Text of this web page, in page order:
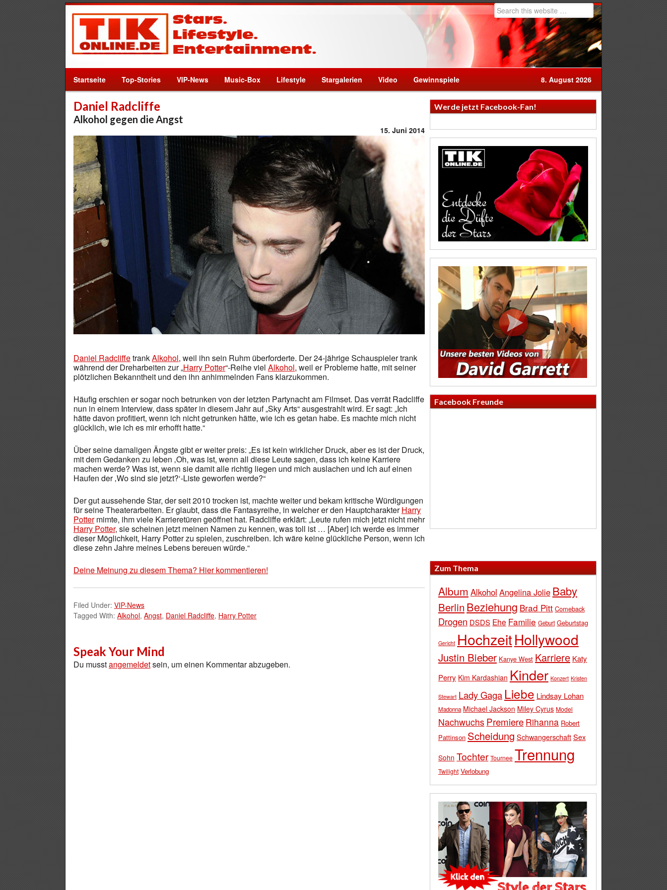
Startseite Top-Stories VIP-News Music-Box Lifestyle Stargalerien Video Gewinnspiele 8. August 2026
Daniel Radcliffe
Alkohol gegen die Angst
15. Juni 2014
Daniel RadcliffetrankAlkohol, weil ihn sein Ruhm überforderte. Der 24-jährige Schauspieler trank
während der Dreharbeiten zur „Harry Potter“-Reihe viel Alkohol, weil er Probleme hatte, mit seiner
plötzlichen Bekanntheit und den ihn anhimmelnden Fans klarzukommen.
Häufig erschien er sogar noch betrunken von der letzten Partynacht am Filmset. Das verrät Radcliffe
nun in einem Interview, dass später in diesem Jahr auf „Sky Arts“ ausgestrahlt wird. Er sagt: „Ich
hätte davon profitiert, wenn ich nicht getrunken hätte, wie ich es getan habe. Es machte mich nicht
glücklich, wie ich es mir erhofft hatte.“
Über seine damaligen Ängste gibt er weiter preis: „Es ist kein wirklicher Druck, aber es ist der Druck,
mit dem Gedanken zu leben ‚Oh, was ist, wenn all diese Leute sagen, dass ich keine Karriere
machen werde? Was ist, wenn sie damit alle richtig liegen und mich auslachen und ich auf einen
Haufen der ‚Wo sind sie jetzt?‘-Liste geworfen werde?“
Der gut aussehende Star, der seit 2010 trocken ist, machte weiter und bekam kritische Würdigungen
für seine Theaterarbeiten. Er glaubt, dass die Fantasyreihe, in welcher er den HauptcharakterHarry
Pottermimte, ihm viele Karrieretüren geöffnet hat. Radcliffe erklärt: „Leute rufen mich jetzt nicht mehr
Harry Potter, sie scheinen jetzt meinen Namen zu kennen, was toll ist … [Aber] ich werde es immer
dieser Möglichkeit, Harry Potter zu spielen, zuschreiben. Ich wäre keine glückliche Person, wenn ich
diese zehn Jahre meines Lebens bereuen würde.“
Deine Meinung zu diesem Thema? Hier kommentieren!
Filed Under: VIP-News
Tagged With: Alkohol, Angst, Daniel Radcliffe, Harry Potter
Speak Your Mind
Du musstangemeldetsein, um einen Kommentar abzugeben.
Werde jetzt Facebook-Fan!
Facebook Freunde
Zum Thema
Album Alkohol Angelina Jolie Baby
Berlin Beziehung Brad Pitt Comeback
Drogen DSDS Ehe Familie Geburt Geburtstag
Gericht HochzeitHollywood
Justin Bieber Kanye West Karriere Katy
Perry Kim Kardashian Kinder Konzert Kristen
Stewart Lady Gaga Liebe Lindsay Lohan
Madonna Michael Jackson Miley Cyrus Model
Nachwuchs Premiere Rihanna Robert
Pattinson Scheidung SchwangerschaftSex
Sohn Tochter Tournee Trennung
Twilight Verlobung